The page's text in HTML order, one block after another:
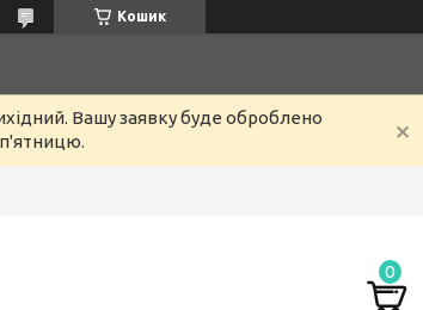
Кошик
Вашу заявку буде оброблено